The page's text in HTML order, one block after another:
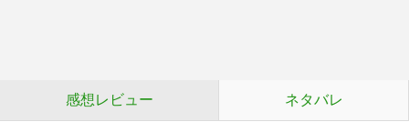
感想レビュー ネタバレ